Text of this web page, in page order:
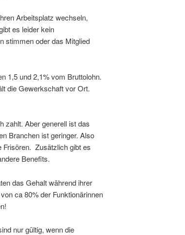
Arbeitsplatz wechseln,
es leider kein
stimmen oder das Mitglied
1,5 und 2,1% vom Bruttolohn.
die Gewerkschaft vor Ort.
zahlt. Aber generell ist das
Branchen ist geringer. Also
Frisören. Zusätzlich gibt es
Benefits.
das Gehalt während ihrer
ca 80% der Funktionärinnen
nur gültig, wenn die